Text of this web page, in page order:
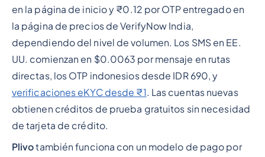
en la página de inicio y ₹0.12 por OTP entregado en
la página de precios de VerifyNow India,
dependiendo del nivel de volumen. Los SMS en EE.
UU. comienzan en $0.0063 por mensaje en rutas
directas, los OTP indonesios desde IDR 690, y
verificaciones eKYC desde ₹1. Las cuentas nuevas
obtienen créditos de prueba gratuitos sin necesidad
de tarjeta de crédito.
Plivotambién funciona con un modelo de pago por